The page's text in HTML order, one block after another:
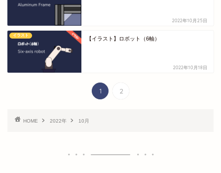
2022年10月25日
イラスト
【イラスト】ロボット（6軸）
2022年10月18日
1 2
HOME 2022年 10月